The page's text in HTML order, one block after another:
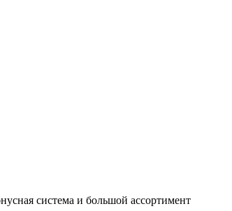
система и большой ассортимент